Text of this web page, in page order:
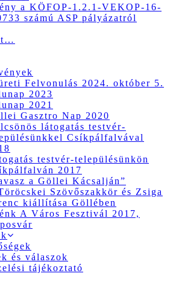
a KÖFOP-1.2.1-VEKOP-16-
számú ASP pályázatról
Felvonulás 2024. október 5.
2023
2021
Gasztro Nap 2020
látogatás testvér-
Csíkpálfalvával
testvér-településünkön
2017
a Göllei Kácsalján”
Szövőszakkör és Zsiga
kiállítása Göllében
A Város Fesztivál 2017,
és válaszok
tájékoztató